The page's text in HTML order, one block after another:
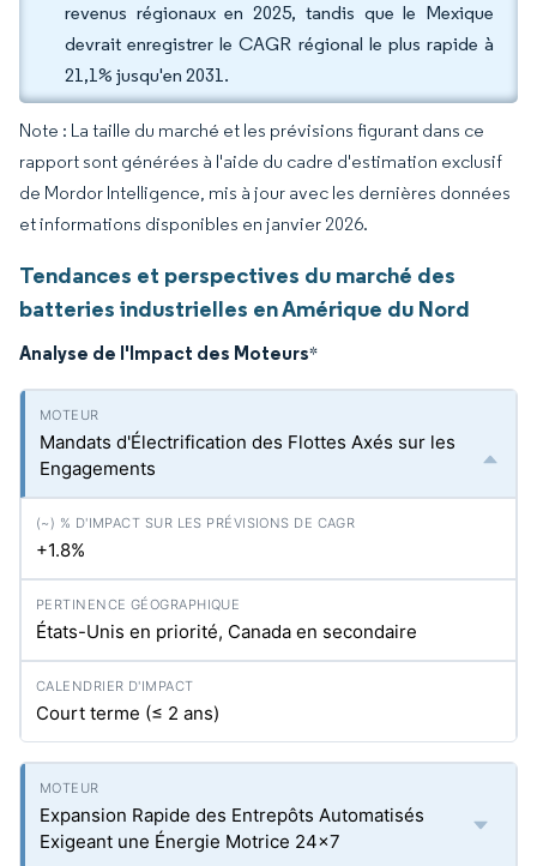
revenus régionaux en 2025, tandis que le Mexique
devrait enregistrer le CAGR régional le plus rapide à
21,1% jusqu'en 2031.
Note : La taille du marché et les prévisions figurant dans ce
rapport sont générées à l'aide du cadre d'estimation exclusif
de Mordor Intelligence, mis à jour avec les dernières données
et informations disponibles en janvier 2026.
Tendances et perspectives du marché des
batteries industrielles en Amérique du Nord
Analyse de l'Impact des Moteurs*
Mandats d'Électrification des Flottes Axés sur les
Engagements
+1.8%
États-Unis en priorité, Canada en secondaire
Court terme (≤ 2 ans)
Expansion Rapide des Entrepôts Automatisés
Exigeant une Énergie Motrice 24×7